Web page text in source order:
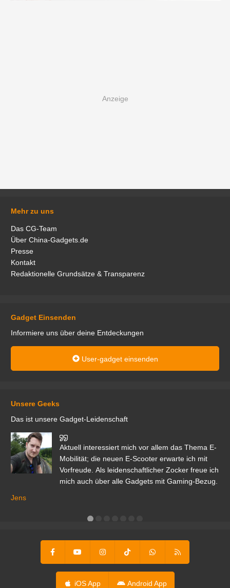
Mehr zu uns
Das CG-Team
Über China-Gadgets.de
Presse
Kontakt
Redaktionelle Grundsätze & Transparenz
Gadget Einsenden
Informiere uns über deine Entdeckungen
User-gadget einsenden
Unsere Geeks
Das ist unsere Gadget-Leidenschaft
Aktuell interessiert mich vor allem das Thema E-
Mobilität; die neuen E-Scooter erwarte ich mit
Vorfreude. Als leidenschaftlicher Zocker freue ich
mich auch über alle Gadgets mit Gaming-Bezug.
Jens
iOS App Android App